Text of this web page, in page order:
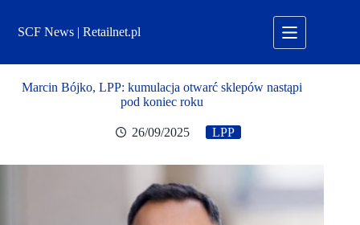
treściSCF News | Retailnet.pl
Marcin Bójko, LPP: kumulacja otwarć sklepów nastąpi
pod koniec roku
26/09/2025 LPP